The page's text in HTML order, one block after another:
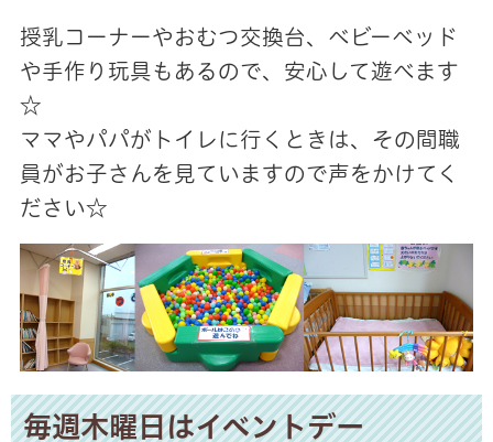
授乳コーナーやおむつ交換台、ベビーベッド
や手作り玩具もあるので、安心して遊べます
☆
ママやパパがトイレに行くときは、その間職
員がお子さんを見ていますので声をかけてく
ださい☆
毎週木曜日はイベントデー